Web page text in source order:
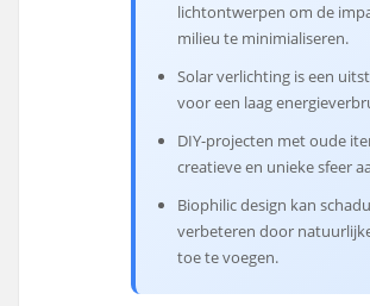
lichtontwerpen om de
milieu te minimialiseren.
Solar verlichting is een
voor een laag
DIY-projecten met oude
creatieve en unieke sfeer
Biophilic design kan
verbeteren door
toe te voegen.